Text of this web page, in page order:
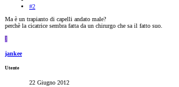
#2
Ma è un trapianto di capelli andato male?
perchè la cicatrice sembra fatta da un chirurgo che sa il fatto suo.
J
jankee
Utente
22 Giugno 2012